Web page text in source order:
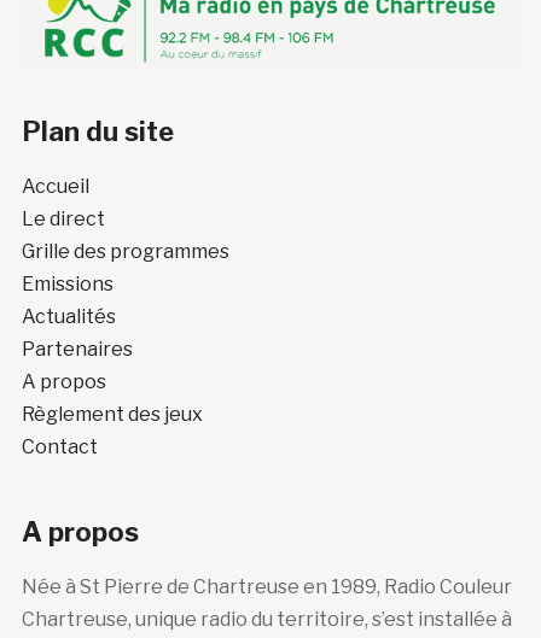
Plan du site
Accueil
Le direct
Grille des programmes
Emissions
Actualités
Partenaires
A propos
Règlement des jeux
Contact
A propos
Née à St Pierre de Chartreuse en 1989, Radio Couleur
Chartreuse, unique radio du territoire, s’est installée à